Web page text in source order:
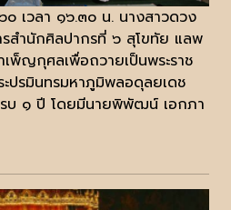
เวลา ๑๖.๓๐ น. นางสาวดวง
สำนักศิลปากรที่ ๖ สุโขทัย แลพ
เพ็ญกุศลเพื่อถวายเป็นพระราช
ปรมินทรมหาภูมิพลอดุลยเดช
บ ๑ ปี โดยมีนายพิพัฒน์ เอกภา